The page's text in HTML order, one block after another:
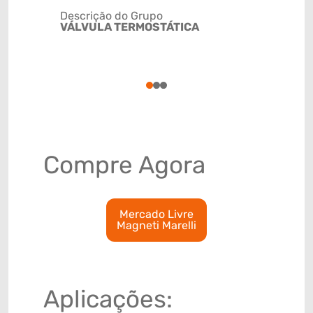
Descrição do Grupo
VÁLVULA TERMOSTÁTICA
123
Compre Agora
Mercado Livre
Magneti Marelli
Aplicações: